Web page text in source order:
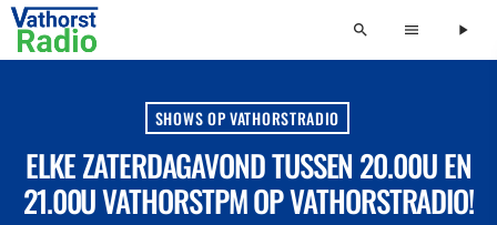
search menu play_arrow
SHOWS OP VATHORSTRADIO
ELKE ZATERDAGAVOND TUSSEN 20.00U EN
21.00U VATHORSTPM OP VATHORSTRADIO!